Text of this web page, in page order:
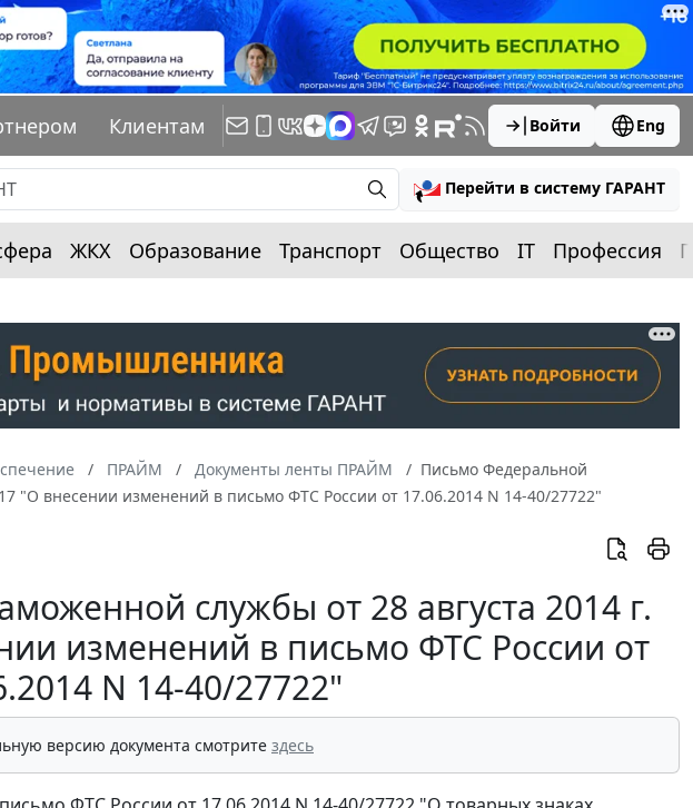
Клиентам Войти Eng
Перейти в систему ГАРАНТ
ЖКХ Образование Транспорт Общество IT Профессия
ПРАЙМ Документы ленты ПРАЙМ
Письмо Федеральной
"О внесении изменений в письмо ФТС России от 17.06.2014 N 14-40/27722"
службы от 28 августа 2014 г.
изменений в письмо ФТС России от
N 14-40/27722"
версию документа смотрите здесь